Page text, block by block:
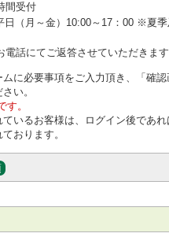
間受付
日（月～金）10:00～17：00 ※夏季
電話にてご返答させていただきます
に必要事項をご入力頂き、「確認
い。
す。
ているお客様は、ログイン後であ
おります。